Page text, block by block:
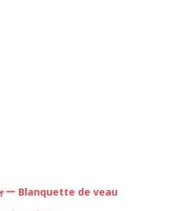
ー Blanquette de veau